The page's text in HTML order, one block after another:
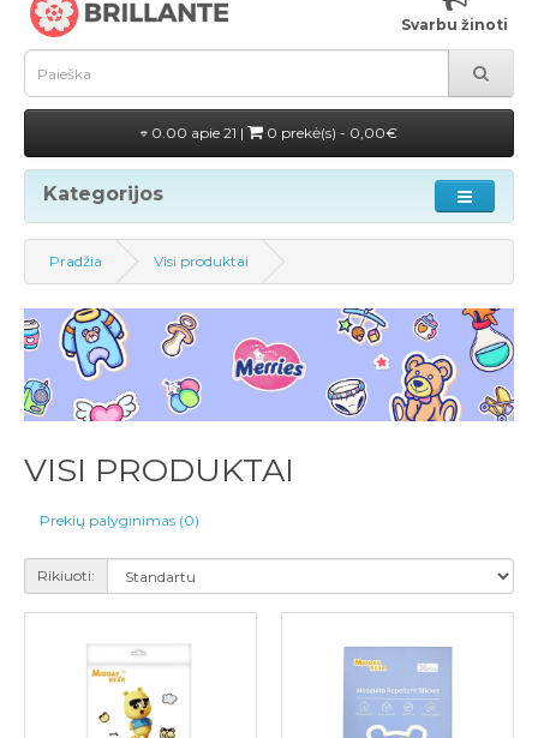
Svarbu žinoti
0.00 apie 21 | 0 prekė(s) - 0,00€
Kategorijos
Pradžia Visi produktai
VISI PRODUKTAI
Prekių palyginimas (0)
Rikiuoti: